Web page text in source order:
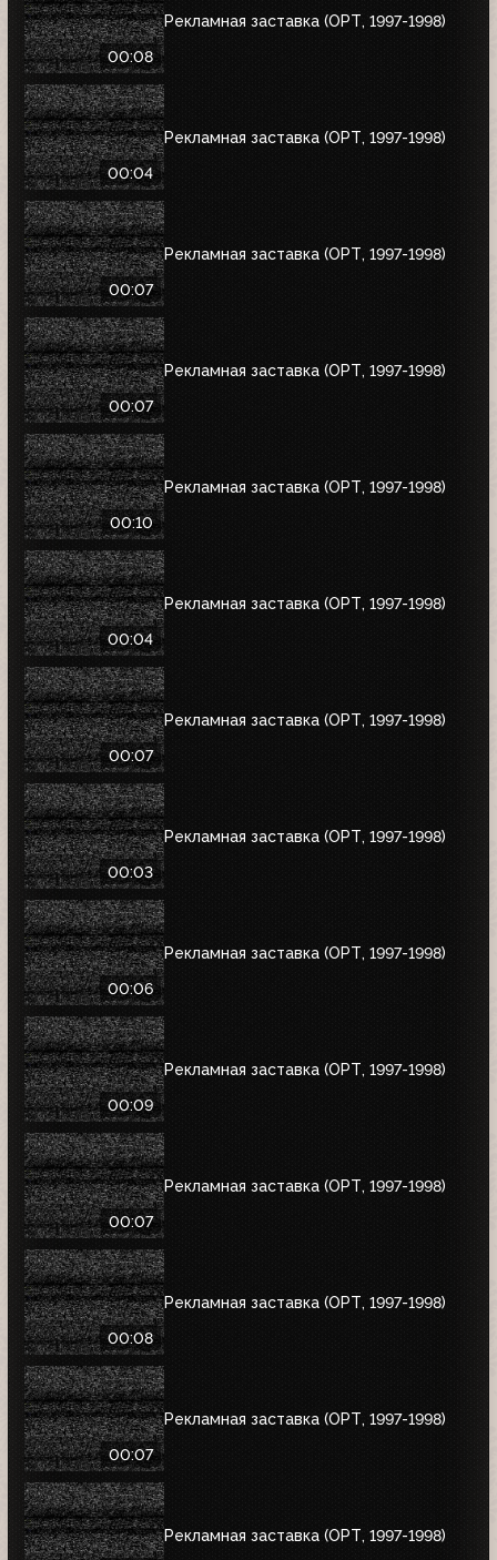
00:08
Рекламная заставка (ОРТ, 1997-1998)
00:04
Рекламная заставка (ОРТ, 1997-1998)
00:07
Рекламная заставка (ОРТ, 1997-1998)
00:07
Рекламная заставка (ОРТ, 1997-1998)
00:10
Рекламная заставка (ОРТ, 1997-1998)
00:04
Рекламная заставка (ОРТ, 1997-1998)
00:07
Рекламная заставка (ОРТ, 1997-1998)
00:03
Рекламная заставка (ОРТ, 1997-1998)
00:06
Рекламная заставка (ОРТ, 1997-1998)
00:09
Рекламная заставка (ОРТ, 1997-1998)
00:07
Рекламная заставка (ОРТ, 1997-1998)
00:08
Рекламная заставка (ОРТ, 1997-1998)
00:07
Рекламная заставка (ОРТ, 1997-1998)
Рекламная заставка (ОРТ, 1997-1998)